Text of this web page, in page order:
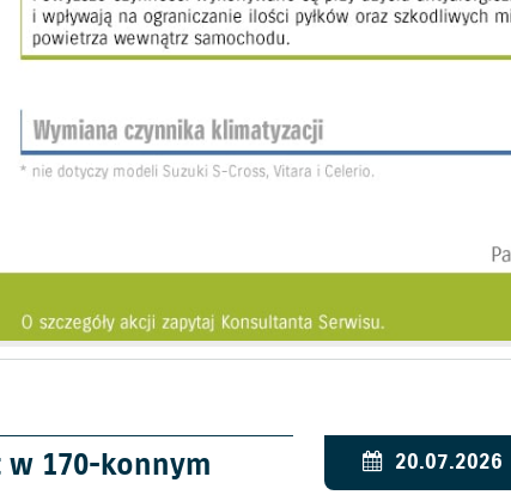
170-konnym
20.07.2026